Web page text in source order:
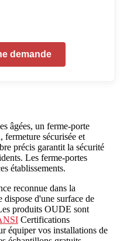
demande
âgées, un ferme-porte
sécurisée et
précis garantit la sécurité
Les ferme-portes
établissements.
reconnue dans la
d'une surface de
produits OUDE sont
Certifications
équiper vos installations de